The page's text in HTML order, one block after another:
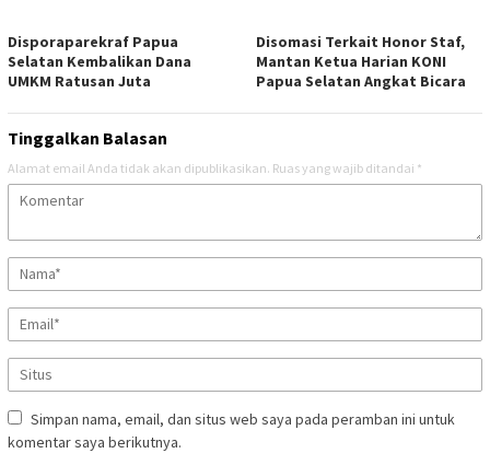
Disporaparekraf Papua
Selatan Kembalikan Dana
UMKM Ratusan Juta
Disomasi Terkait Honor Staf,
Mantan Ketua Harian KONI
Papua Selatan Angkat Bicara
Tinggalkan Balasan
Alamat email Anda tidak akan dipublikasikan. Ruas yang wajib ditandai *
Simpan nama, email, dan situs web saya pada peramban ini untuk
komentar saya berikutnya.